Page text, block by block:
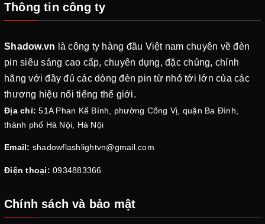
Thông tin công ty
Shadow.vn là công ty hàng đầu Việt nam chuyên về đèn
pin siêu sáng cao cấp, chuyên dụng, đặc chủng, chính
hãng với đầy đủ các dòng đèn pin từ nhỏ tới lớn của các
thương hiệu nổi tiếng thế giới.
Địa chỉ: 51A Phan Kế Bính, phường Cống Vị, quận Ba Đình,
thành phố Hà Nội, Hà Nội
Email: shadowflashlightvn@gmail.com
Điện thoại: 0934883366
Chính sách và bảo mật